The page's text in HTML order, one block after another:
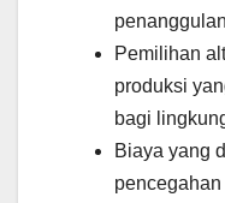
Pemilihan
produksi
bagi
Biaya yang